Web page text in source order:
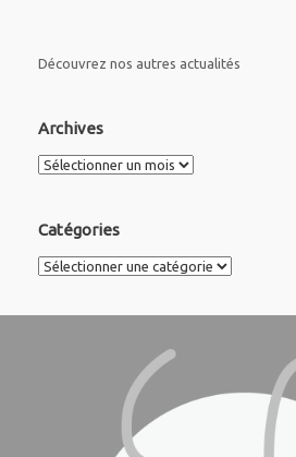
Découvrez nos autres actualités
Archives
Archives
Catégories
Catégories